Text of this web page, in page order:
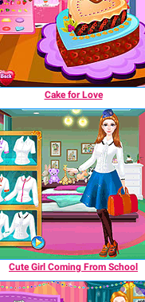
Cake for Love
Cute Girl Coming From School